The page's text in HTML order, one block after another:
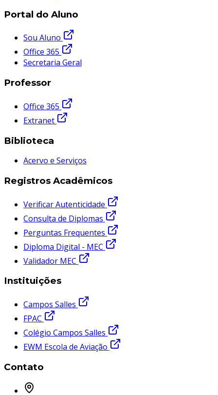
Portal do Aluno
Sou Aluno
Office 365
Secretaria Geral
Professor
Office 365
Extranet
Biblioteca
Acervo e Serviços
Registros Acadêmicos
Verificar Autenticidade
Consulta de Diplomas
Perguntas Frequentes
Diploma Digital - MEC
Validador MEC
Instituições
Campos Salles
FPAC
Colégio Campos Salles
EWM Escola de Aviação
Contato